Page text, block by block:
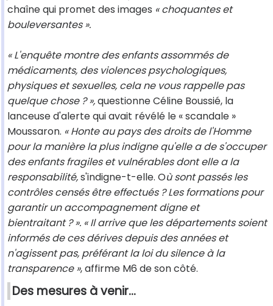
chaîne qui promet des images « choquantes et
bouleversantes ».
« L'enquête montre des enfants assommés de
médicaments, des violences psychologiques,
physiques et sexuelles, cela ne vous rappelle pas
quelque chose ? »,questionne Céline Boussié, la
lanceuse d'alerte qui avait révélé le « scandale »
Moussaron. « Honte au pays des droits de l'Homme
pour la manière la plus indigne qu'elle a de s'occuper
des enfants fragiles et vulnérables dont elle a la
responsabilité,s'indigne-t-elle. Où sont passés les
contrôles censés être effectués ? Les formations pour
garantir un accompagnement digne et
bientraitant ? ». « Il arrive que les départements soient
informés de ces dérives depuis des années et
n'agissent pas, préférant la loi du silence à la
transparence », affirme M6 de son côté.
Des mesures à venir…